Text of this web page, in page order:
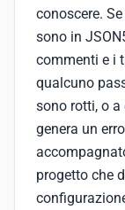
conoscere.
sono in
commenti e i
qualcuno
sono rotti, o a
genera un
progetto che